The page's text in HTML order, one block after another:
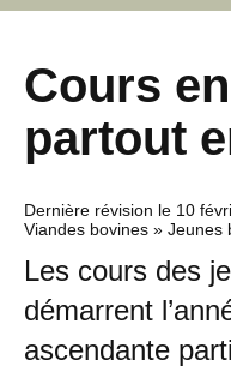
Cours
partout
Dernière révision le 10
Viandes bovines » Jeunes
Les cours des
démarrent
ascendante